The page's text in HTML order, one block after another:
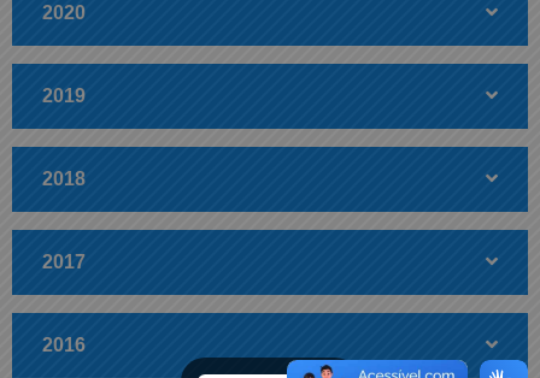
2020
2019
2018
2017
2016